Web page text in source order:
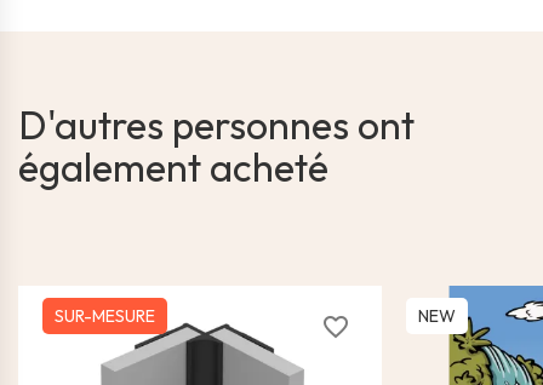
D'autres personnes ont
également acheté
favorite_border
SUR-MESURE NEW